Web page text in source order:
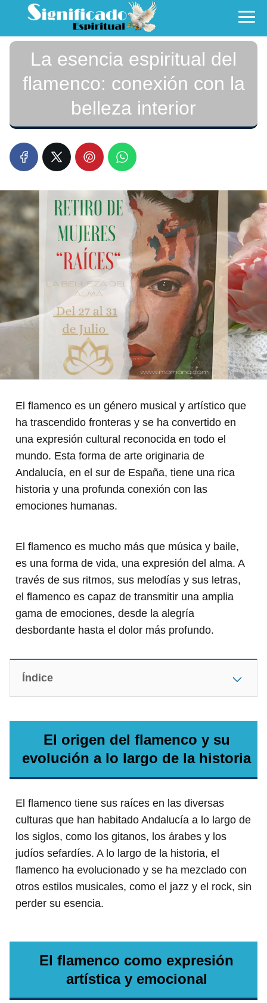
La esencia espiritual del
flamenco: conexión con la
belleza interior
El flamenco es un género musical y artístico que
ha trascendido fronteras y se ha convertido en
una expresión cultural reconocida en todo el
mundo. Esta forma de arte originaria de
Andalucía, en el sur de España, tiene una rica
historia y una profunda conexión con las
emociones humanas.
El flamenco es mucho más que música y baile,
es una forma de vida, una expresión del alma. A
través de sus ritmos, sus melodías y sus letras,
el flamenco es capaz de transmitir una amplia
gama de emociones, desde la alegría
desbordante hasta el dolor más profundo.
Índice
El origen del flamenco y su
evolución a lo largo de la historia
El flamenco tiene sus raíces en las diversas
culturas que han habitado Andalucía a lo largo de
los siglos, como los gitanos, los árabes y los
judíos sefardíes. A lo largo de la historia, el
flamenco ha evolucionado y se ha mezclado con
otros estilos musicales, como el jazz y el rock, sin
perder su esencia.
El flamenco como expresión
artística y emocional